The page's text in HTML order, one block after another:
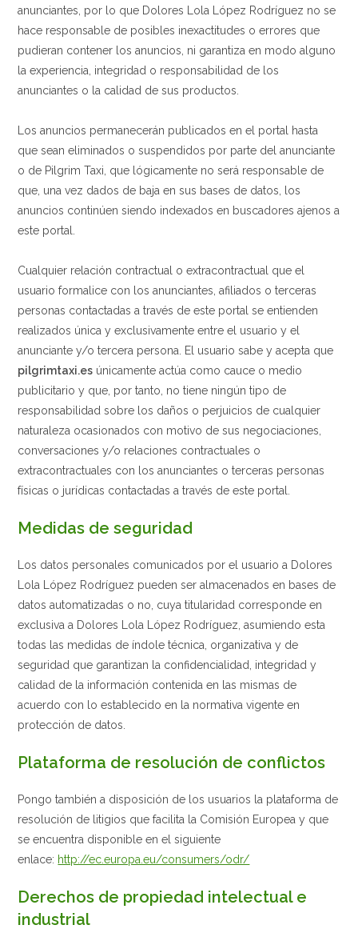
anunciantes, por lo que Dolores Lola López Rodríguez no se
hace responsable de posibles inexactitudes o errores que
pudieran contener los anuncios, ni garantiza en modo alguno
la experiencia, integridad o responsabilidad de los
anunciantes o la calidad de sus productos.
Los anuncios permanecerán publicados en el portal hasta
que sean eliminados o suspendidos por parte del anunciante
o de Pilgrim Taxi, que lógicamente no será responsable de
que, una vez dados de baja en sus bases de datos, los
anuncios continúen siendo indexados en buscadores ajenos a
este portal.
Cualquier relación contractual o extracontractual que el
usuario formalice con los anunciantes, afiliados o terceras
personas contactadas a través de este portal se entienden
realizados única y exclusivamente entre el usuario y el
anunciante y/o tercera persona. El usuario sabe y acepta que
pilgrimtaxi.es únicamente actúa como cauce o medio
publicitario y que, por tanto, no tiene ningún tipo de
responsabilidad sobre los daños o perjuicios de cualquier
naturaleza ocasionados con motivo de sus negociaciones,
conversaciones y/o relaciones contractuales o
extracontractuales con los anunciantes o terceras personas
físicas o jurídicas contactadas a través de este portal.
Medidas de seguridad
Los datos personales comunicados por el usuario a Dolores
Lola López Rodríguez pueden ser almacenados en bases de
datos automatizadas o no, cuya titularidad corresponde en
exclusiva a Dolores Lola López Rodríguez, asumiendo esta
todas las medidas de índole técnica, organizativa y de
seguridad que garantizan la confidencialidad, integridad y
calidad de la información contenida en las mismas de
acuerdo con lo establecido en la normativa vigente en
protección de datos.
Plataforma de resolución de conflictos
Pongo también a disposición de los usuarios la plataforma de
resolución de litigios que facilita la Comisión Europea y que
se encuentra disponible en el siguiente
enlace: http://ec.europa.eu/consumers/odr/
Derechos de propiedad intelectual e
industrial